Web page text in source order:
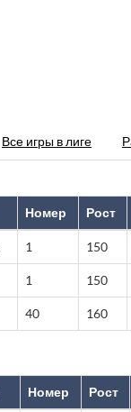
Все игры в лиге
Номер Рост
1 150
1 150
40 160
Номер Рост